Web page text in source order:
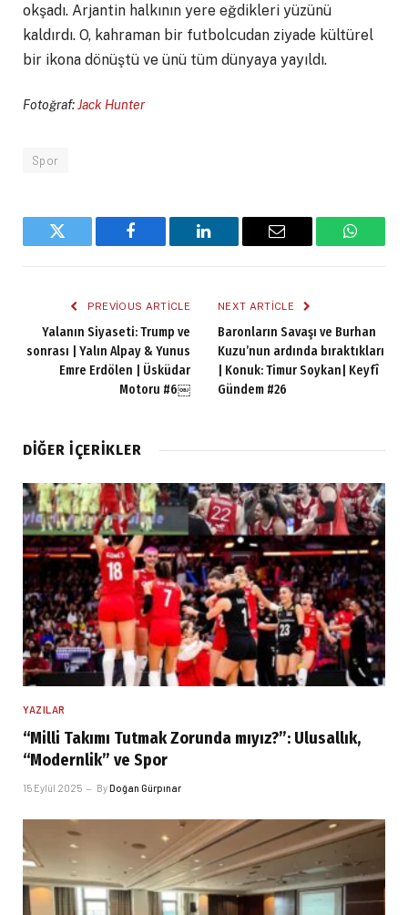
okşadı. Arjantin halkının yere eğdikleri yüzünü
kaldırdı. O, kahraman bir futbolcudan ziyade kültürel
bir ikona dönüştü ve ünü tüm dünyaya yayıldı.
Fotoğraf:Jack Hunter
Spor
Twitter Facebook LinkedIn Email
PREVIOUS ARTICLE
Yalanın Siyaseti: Trump ve
sonrası | Yalın Alpay & Yunus
Emre Erdölen | Üsküdar
Motoru #6￼
NEXT ARTICLE
Baronların Savaşı ve Burhan
Kuzu’nun ardında bıraktıkları
| Konuk: Timur Soykan| Keyfî
Gündem #26
DIĞER İÇERIKLER
YAZILAR
“Milli Takımı Tutmak Zorunda mıyız?”: Ulusallık,
“Modernlik” ve Spor
15 Eylül 2025 ByDoğan Gürpınar